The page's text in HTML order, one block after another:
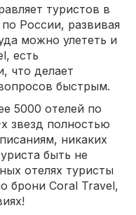
туристов в
России, развивая
можно улететь и
есть
что делает
быстрым.
5000 отелей по
звезд полностью
никаких
быть не
отелях туристы
брони Coral Travel,